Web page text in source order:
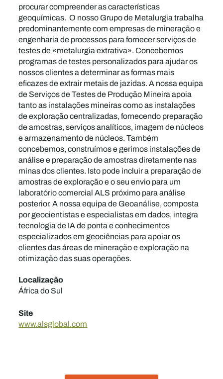
procurar compreender as características
geoquímicas. O nosso Grupo de Metalurgia trabalha
predominantemente com empresas de mineração e
engenharia de processos para fornecer serviços de
testes de «metalurgia extrativa». Concebemos
programas de testes personalizados para ajudar os
nossos clientes a determinar as formas mais
eficazes de extrair metais de jazidas. A nossa equipa
de Serviços de Testes de Produção Mineira apoia
tanto as instalações mineiras como as instalações
de exploração centralizadas, fornecendo preparação
de amostras, serviços analíticos, imagem de núcleos
e armazenamento de núcleos. Também
concebemos, construímos e gerimos instalações de
análise e preparação de amostras diretamente nas
minas dos clientes. Isto pode incluir a preparação de
amostras de exploração e o seu envio para um
laboratório comercial ALS próximo para análise
posterior. A nossa equipa de Geoanálise, composta
por geocientistas e especialistas em dados, integra
tecnologia de IA de ponta e conhecimentos
especializados em geociências para apoiar os
clientes das áreas de mineração e exploração na
otimização das suas operações.
Localização
África do Sul
Site
www.alsglobal.com